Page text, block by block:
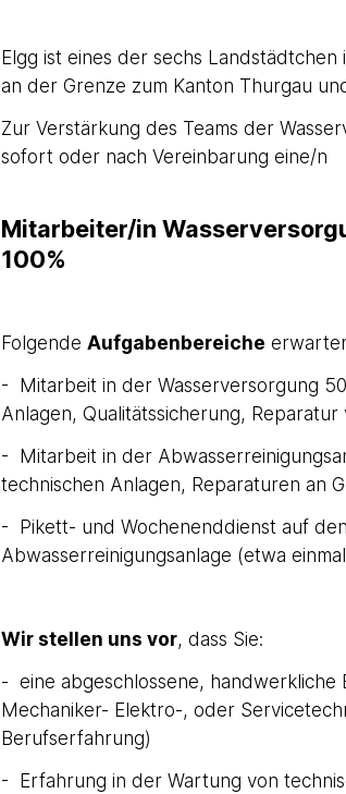
Elgg ist eines der sechs
an der Grenze zum Kanton Thurgau
Zur Verstärkung des Teams der
sofort oder nach Vereinbarung eine/n
Mitarbeiter/in
100%
Folgende Aufgabenbereiche
- Mitarbeit in der Wasserversorgung
Anlagen, Qualitätssicherung,
- Mitarbeit in der
technischen Anlagen, Reparaturen an
- Pikett- und Wochenenddienst auf
Abwasserreinigungsanlage (etwa
Wir stellen uns vor, dass Sie:
- eine abgeschlossene, handwerkliche
Mechaniker- Elektro-, oder
Berufserfahrung)
- Erfahrung in der Wartung von